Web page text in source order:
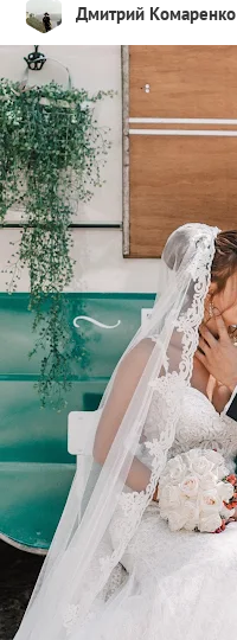
Дмитрий Комаренко